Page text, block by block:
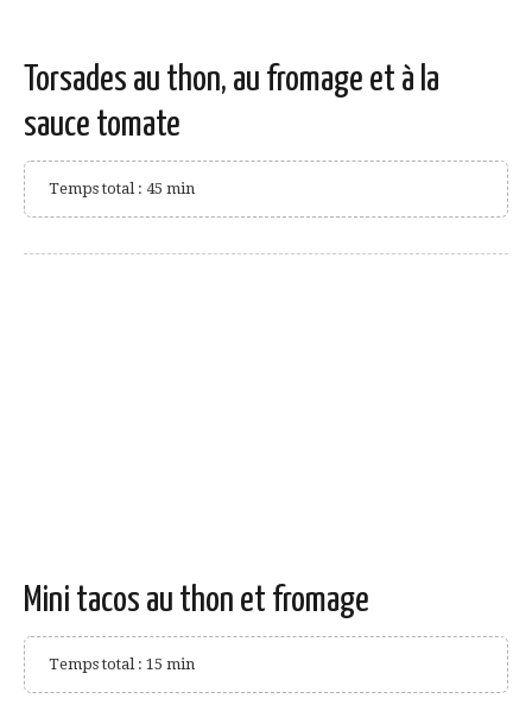
Torsades au thon, au fromage et à la
sauce tomate
Temps total : 45 min
Mini tacos au thon et fromage
Temps total : 15 min